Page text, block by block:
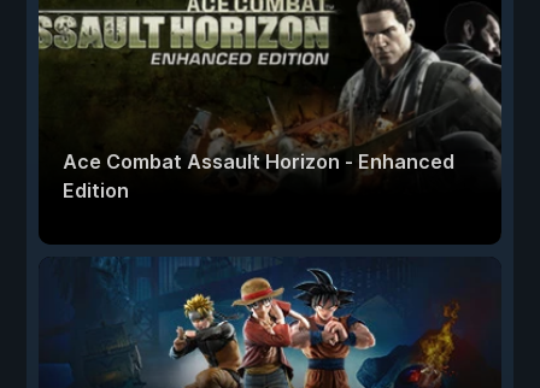
Ace Combat Assault Horizon - Enhanced
Edition